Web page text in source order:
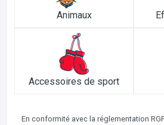
Animaux
Accessoires de sport
En conformité avec la réglementation